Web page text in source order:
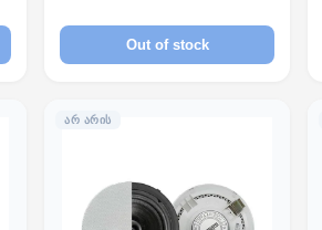
Out of stock
ᲐᲠ ᲐᲠᲘᲡ